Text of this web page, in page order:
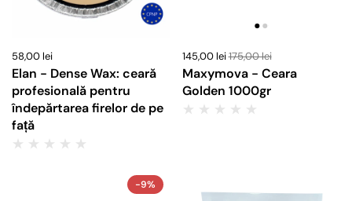
58,00 lei
Elan - Dense Wax: ceară
profesională pentru
îndepărtarea firelor de pe
față
145,00 lei175,00 lei
Maxymova - Ceara
Golden 1000gr
-9%